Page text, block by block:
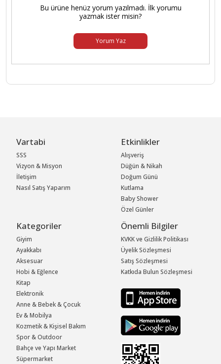
Bu ürüne henüz yorum yazılmadı. İlk yorumu
yazmak ister misin?
Yorum Yaz
Vartabi
SSS
Vizyon & Misyon
İletişim
Nasıl Satış Yaparım
Etkinlikler
Alışveriş
Düğün & Nikah
Doğum Günü
Kutlama
Baby Shower
Özel Günler
Kategoriler
Giyim
Ayakkabı
Aksesuar
Hobi & Eğlence
Kitap
Elektronik
Anne & Bebek & Çocuk
Ev & Mobilya
Kozmetik & Kişisel Bakım
Spor & Outdoor
Bahçe ve Yapı Market
Süpermarket
Önemli Bilgiler
KVKK ve Gizlilik Politikası
Üyelik Sözleşmesi
Satış Sözleşmesi
Katkıda Bulun Sözleşmesi